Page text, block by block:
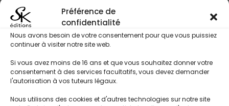
Préférence de
confidentialité
Nous avons besoin de votre consentement pour que vous puissiez
continuer à visiter notre site web.
Si vous avez moins de 16 ans et que vous souhaitez donner votre
consentement à des services facultatifs, vous devez demander
l'autorisation à vos tuteurs légaux.
Nous utilisons des cookies et d'autres technologies sur notre site